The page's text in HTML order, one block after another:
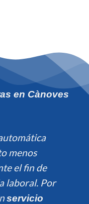
en Cànoves
menos
el fin de
laboral. Por
servicio